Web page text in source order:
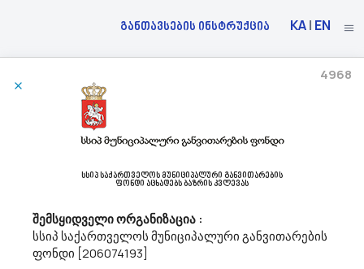
განთავსების ინსტრუქცია KA| EN
Შპს ,,საქაერონავიგაცია“ Აცხადებს Ბაზრის Კვლევას
72413000 - მსოფლიო ქსელის (www) გვერდების შექმნა.
21/05/2026
მოგესალმებით,გაცნობებთ, რომ შპს ,,საქაერონავიგაცია“ (ს/
მომსახურების (CPV code: 724130000) შესყიდვის სავარაუდო
ღირებულების დადგენის მიზნით. დაინეტერსების შემთხვევაში,
არაუგვიანეს 2026 წლის...
სსიპ საქართველოს მუნიციპალური განვითარების
ფონდი აცხადებს ბაზრის კვლევას
შემსყიდველი ორგანიზაცია :
სსიპ საქართველოს მუნიციპალური განვითარების
ფონდი [206074193]
4968